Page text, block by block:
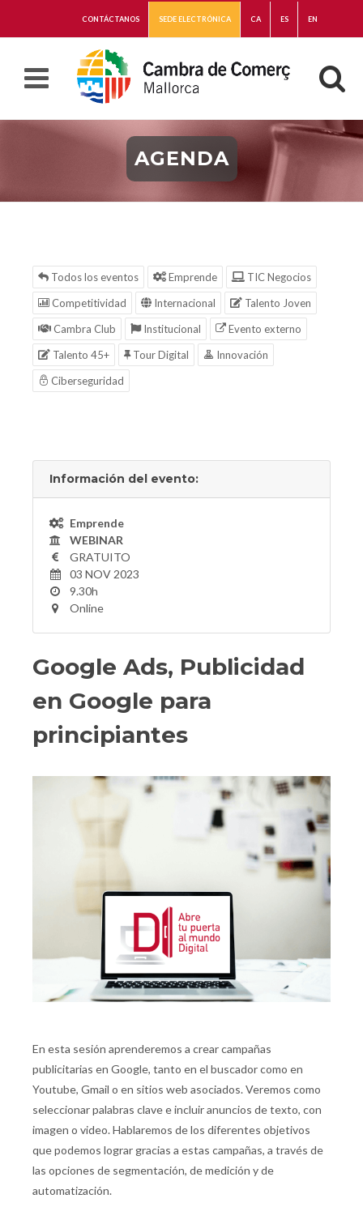
CONTÁCTANOS SEDE ELECTRÓNICA CA ES EN
AGENDA
Todos los eventos Emprende
TIC Negocios
Competitividad
Internacional
Talento Joven
Cambra Club
Institucional
Evento externo
Talento 45+
Tour Digital
Innovación
Ciberseguridad
Información del evento:
Emprende
WEBINAR
GRATUITO
03 NOV 2023
9.30h
Online
Google Ads, Publicidad
en Google para
principiantes
En esta sesión aprenderemos a crear campañas
publicitarias en Google, tanto en el buscador como en
Youtube, Gmail o en sitios web asociados. Veremos como
seleccionar palabras clave e incluir anuncios de texto, con
imagen o video. Hablaremos de los diferentes objetivos
que podemos lograr gracias a estas campañas, a través de
las opciones de segmentación, de medición y de
automatización.